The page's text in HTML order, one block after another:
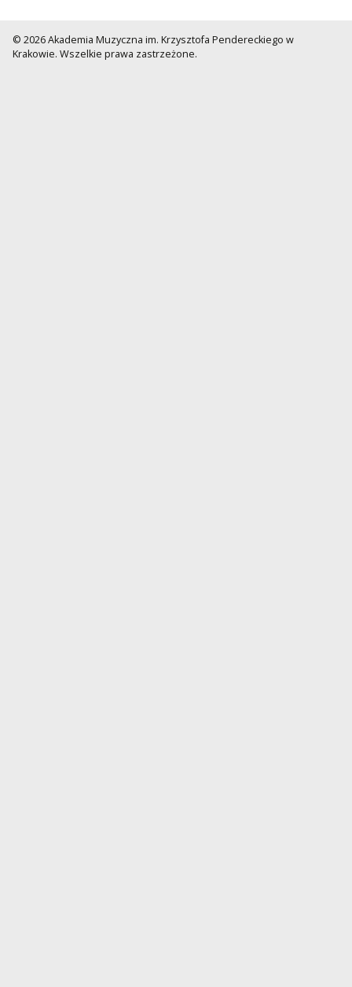
© 2026 Akademia Muzyczna im. Krzysztofa Pendereckiego w
Krakowie. Wszelkie prawa zastrzeżone.